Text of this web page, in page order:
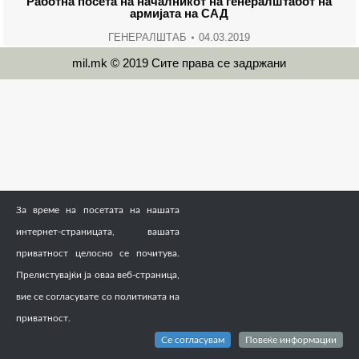
армијата на САД
ГЕНЕРАЛШТАБ 04.03.2019
mil.mk © 2019 Сите права се задржани
За време на посетата на нашата
интернет-страницата, вашата
приватност целосно се почитува.
Прелистувајќи ја оваа веб-страница,
вие се согласувате со политиката на
приватност.
Се согласувам Повеќе информации